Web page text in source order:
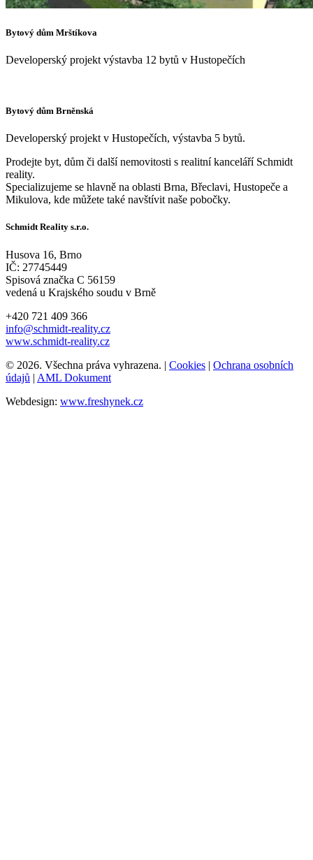
Bytový dům Mrštíkova
Developerský projekt výstavba 12 bytů v Hustopečích
Bytový dům Brněnská
Developerský projekt v Hustopečích, výstavba 5 bytů.
Prodejte byt, dům či další nemovitosti s realitní kanceláří Schmidt
reality.
Specializujeme se hlavně na oblasti Brna, Břeclavi, Hustopeče a
Mikulova, kde můžete také navštívit naše pobočky.
Schmidt Reality s.r.o.
Husova 16, Brno
IČ: 27745449
Spisová značka C 56159
vedená u Krajského soudu v Brně
+420 721 409 366
info@schmidt-reality.cz
www.schmidt-reality.cz
© 2026. Všechna práva vyhrazena. | Cookies | Ochrana osobních
údajů | AML Dokument
Webdesign: www.freshynek.cz